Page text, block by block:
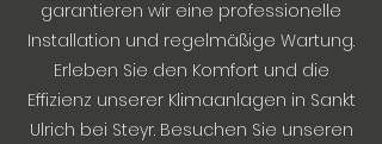
garantieren wir eine professionelle
Installation und regelmäßige Wartung.
Erleben Sie den Komfort und die
Effizienz unserer Klimaanlagen in Sankt
Ulrich bei Steyr. Besuchen Sie unseren